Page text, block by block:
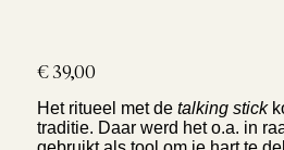
€ 39,00
Het ritueel met de talking stick
traditie. Daar werd het o.a. in